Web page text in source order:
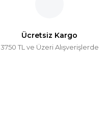
Ücretsiz Kargo
3750 TL ve Üzeri Alışverişlerde